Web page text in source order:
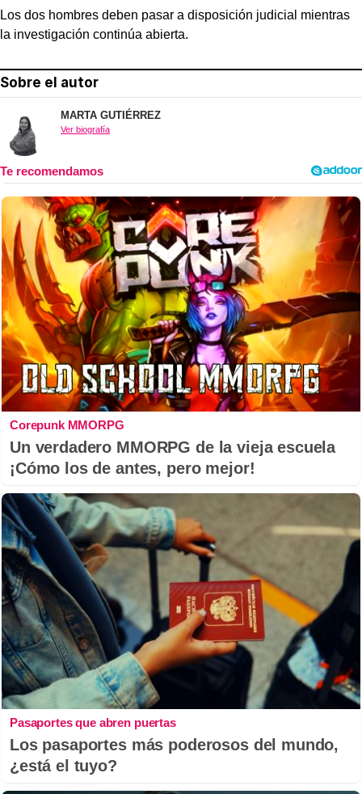
Los dos hombres deben pasar a disposición judicial mientras
la investigación continúa abierta.
Sobre el autor
MARTA GUTIÉRREZ
Ver biografía
Corepunk MMORPG
Un verdadero MMORPG de la vieja escuela
¡Cómo los de antes, pero mejor!
Pasaportes que abren puertas
Los pasaportes más poderosos del mundo,
¿está el tuyo?